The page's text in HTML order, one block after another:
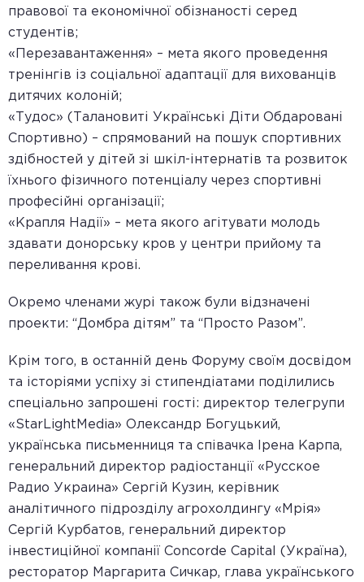
правової та економічної обізнаності серед
студентів;
«Перезавантаження» – мета якого проведення
тренінгів із соціальної адаптації для вихованців
дитячих колоній;
«Тудос» (Талановиті Українські Діти Обдаровані
Спортивно) – спрямований на пошук спортивних
здібностей у дітей зі шкіл-інтернатів та розвиток
їхнього фізичного потенціалу через спортивні
професійні організації;
«Крапля Надії» – мета якого агітувати молодь
здавати донорську кров у центри прийому та
переливання крові.
Окремо членами журі також були відзначені
проекти: “Домбра дітям” та “Просто Разом”.
Крім того, в останній день Форуму своїм досвідом
та історіями успіху зі стипендіатами поділились
спеціально запрошені гості: директор телегрупи
«StarLightMedia» Олександр Богуцький,
українська письменниця та співачка Ірена Карпа,
генеральний директор радіостанції «Русское
Радио Украина» Сергій Кузин, керівник
аналітичного підрозділу агрохолдингу «Мрія»
Сергій Курбатов, генеральний директор
інвестиційної компанії Concorde Capital (Україна),
ресторатор Маргарита Сичкар, глава українського